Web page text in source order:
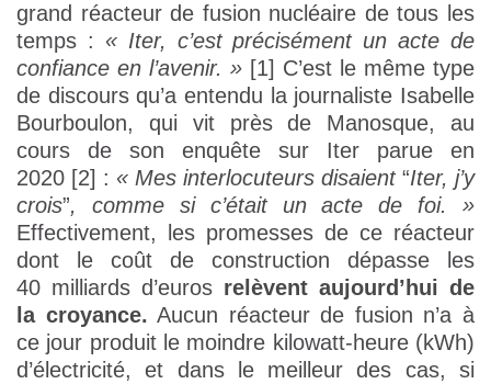
grand réacteur de fusion nucléaire de tous les
temps : « Iter, c’est précisément un acte de
confiance en l’avenir. » [1] C’est le même type
de discours qu’a entendu la journaliste Isabelle
Bourboulon, qui vit près de Manosque, au
cours de son enquête sur Iter parue en
2020 [2] : « Mes interlocuteurs disaient“Iter, j’y
crois”, comme si c’était un acte de foi. »
Effectivement, les promesses de ce réacteur
dont le coût de construction dépasse les
40 milliards d’euros relèvent aujourd’hui de
la croyance. Aucun réacteur de fusion n’a à
ce jour produit le moindre kilowatt-heure (kWh)
d’électricité, et dans le meilleur des cas, si